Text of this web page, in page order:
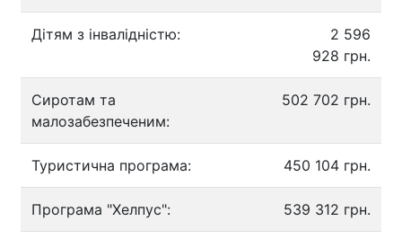
Дітям з інвалідністю:
2 596
928 грн.
Сиротам та
малозабезпеченим:
502 702 грн.
Туристична програма: 450 104 грн.
Програма "Хелпус": 539 312 грн.